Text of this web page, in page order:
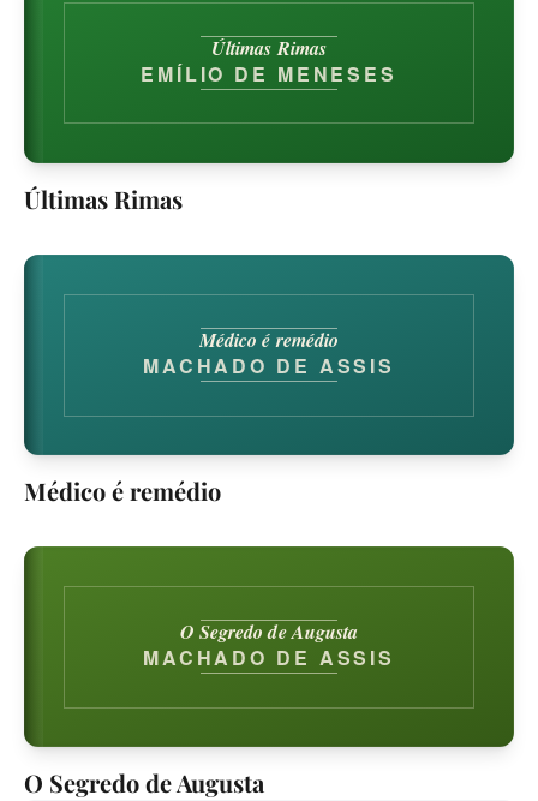
Últimas Rimas
EMÍLIO DE MENESES
Últimas Rimas
Médico é remédio
MACHADO DE ASSIS
Médico é remédio
O Segredo de Augusta
MACHADO DE ASSIS
O Segredo de Augusta